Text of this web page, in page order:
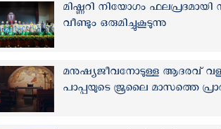
മിഷ്ണറി നിയോഗം ഫലപ്രദമായി
വീണ്ടും ഒരുമിച്ചുകൂടുന്നു
മനുഷ്യജീവനോടുള്ള ആദരവ്
പാപ്പയുടെ ജൂലൈ മാസത്തെ